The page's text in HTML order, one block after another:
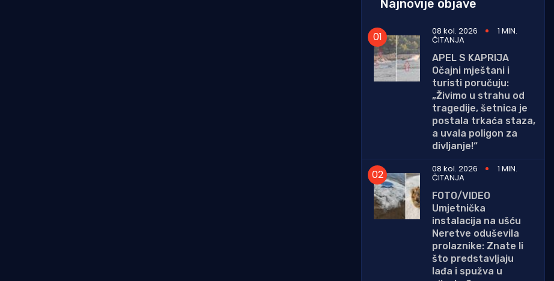
Najnovije objave
08 kol. 2026 1 MIN.
ČITANJA
APEL S KAPRIJA
Očajni mještani i
turisti poručuju:
„Živimo u strahu od
tragedije, šetnica je
postala trkaća staza,
a uvala poligon za
divljanje!“
08 kol. 2026
1 MIN.
ČITANJA
FOTO/VIDEO
Umjetnička
instalacija na ušću
Neretve oduševila
prolaznike: Znate li
što predstavljaju
lađa i spužva u